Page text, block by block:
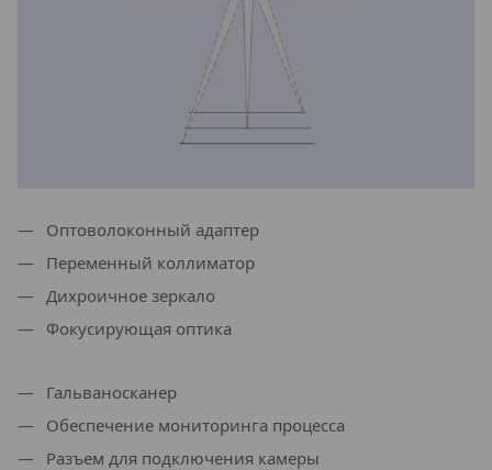
Оптоволоконный адаптер
Переменный коллиматор
Дихроичное зеркало
Фокусирующая оптика
Гальваносканер
Обеспечение мониторинга процесса
Разъем для подключения камеры